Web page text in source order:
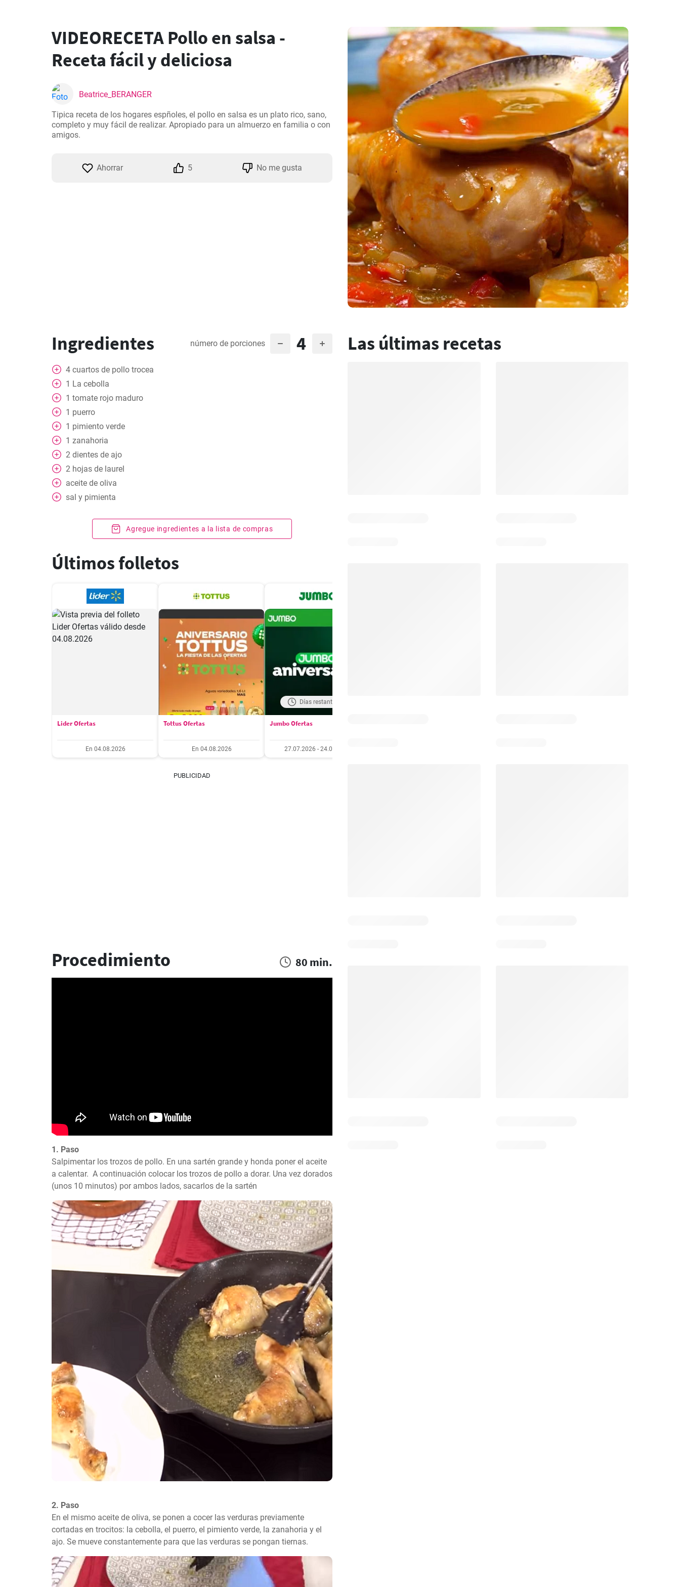
VIDEORECETA Pollo en salsa -
Receta fácil y deliciosa
Beatrice_BERANGER
Tipica receta de los hogares espñoles, el pollo en salsa es un plato rico, sano,
completo y muy fácil de realizar. Apropiado para un almuerzo en familia o con
amigos.
Ahorrar 5 No me gusta
Ingredientes número de porciones 4
4 cuartos de pollo trocea
1 La cebolla
1 tomate rojo maduro
1 puerro
1 pimiento verde
1 zanahoria
2 dientes de ajo
2 hojas de laurel
aceite de oliva
sal y pimienta
Agregue ingredientes a la lista de compras
Últimos folletos
Lider Ofertas
En 04.08.2026
Tottus Ofertas
En 04.08.2026
Días restantes: 17
Jumbo Ofertas
27.07.2026 - 24.08.2026
PUBLICIDAD
Procedimiento 80 min.
1. Paso
Salpimentar los trozos de pollo. En una sartén grande y honda poner el aceite
a calentar.  A continuación colocar los trozos de pollo a dorar. Una vez dorados
(unos 10 minutos) por ambos lados, sacarlos de la sartén
2. Paso
En el mismo aceite de oliva, se ponen a cocer las verduras previamente
cortadas en trocitos: la cebolla, el puerro, el pimiento verde, la zanahoria y el
ajo. Se mueve constantemente para que las verduras se pongan tiernas.
Las últimas recetas